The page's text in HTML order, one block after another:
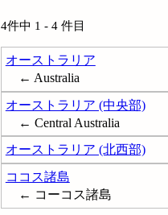
4件中 1 - 4 件目
オーストラリア
← Australia
オーストラリア (中央部)
← Central Australia
オーストラリア (北西部)
ココス諸島
← コーコス諸島